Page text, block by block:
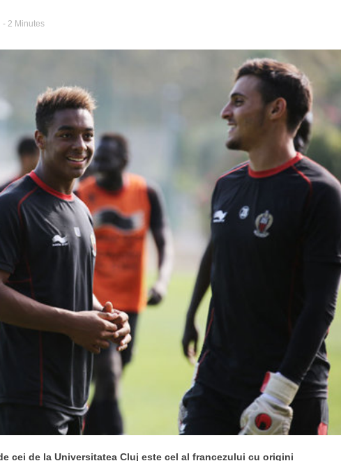
- 2 Minutes
cei de la Universitatea Cluj este cel al francezului cu origini